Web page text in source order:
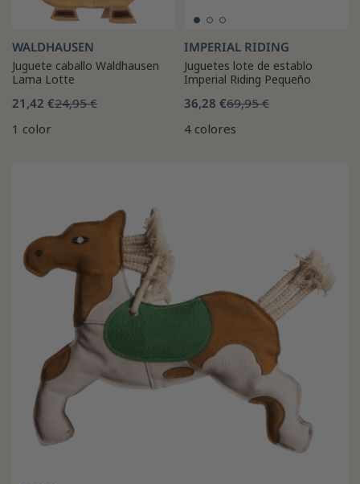
WALDHAUSEN
Juguete caballo Waldhausen
Lama Lotte
21,42 €24,95 €
1 color
IMPERIAL RIDING
Juguetes lote de establo
Imperial Riding Pequeño
36,28 €69,95 €
4 colores